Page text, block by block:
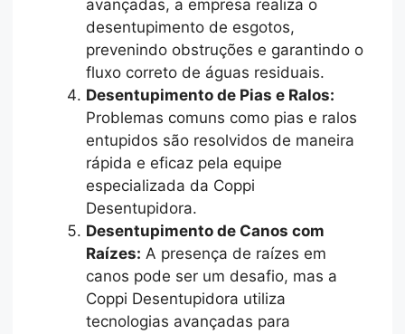
avançadas, a empresa realiza o
desentupimento de esgotos,
prevenindo obstruções e garantindo o
fluxo correto de águas residuais.
Desentupimento de Pias e Ralos:
Problemas comuns como pias e ralos
entupidos são resolvidos de maneira
rápida e eficaz pela equipe
especializada da Coppi
Desentupidora.
Desentupimento de Canos com
Raízes: A presença de raízes em
canos pode ser um desafio, mas a
Coppi Desentupidora utiliza
tecnologias avançadas para